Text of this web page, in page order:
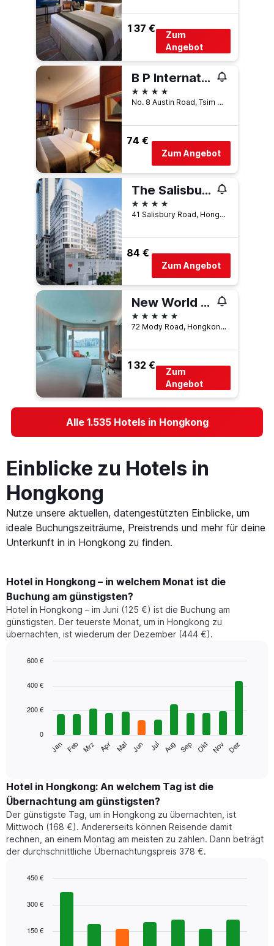
137 €
Zum
Angebot
B P International
4 Sterne
No. 8 Austin Road, Tsim Sha Tsui, Hongkong, Hongkong
74 €
Zum Angebot
The Salisbury - Ymca Of Hong Kong
4 Sterne
41 Salisbury Road, Hongkong, Hongkong
84 €
Zum Angebot
New World Millennium Hong Kong Hotel
5 Sterne
72 Mody Road, Hongkong, Hongkong
132 €
Zum
Angebot
Alle 1.535 Hotels in Hongkong
Einblicke zu Hotels in
Hongkong
Nutze unsere aktuellen, datengestützten Einblicke, um
ideale Buchungszeiträume, Preistrends und mehr für deine
Unterkunft in in Hongkong zu finden.
Hotel in Hongkong – in welchem Monat ist die
Buchung am günstigsten?
Hotel in Hongkong – im Juni (125 €) ist die Buchung am
günstigsten. Der teuerste Monat, um in Hongkong zu
übernachten, ist wiederum der Dezember (444 €).
chart
bars.
folgende
den
durchschnittlichen
Zimmerpreis
im
jeweiligen
Monat
an.
Diagramm
die
graphic.
Jan Feb Mrz Apr Mai Jun Jul Aug Sep Okt Nov Dez
0
200 €
400 €
600 €
Hotel in Hongkong: An welchem Tag ist die
Übernachtung am günstigsten?
Der günstigste Tag, um in Hongkong zu übernachten, ist
Mittwoch (168 €). Andererseits können Reisende damit
rechnen, an einem Montag am meisten zu zahlen. Dann beträgt
der durchschnittliche Übernachtungspreis 378 €.
chart
bars.
150 €
300 €
450 €